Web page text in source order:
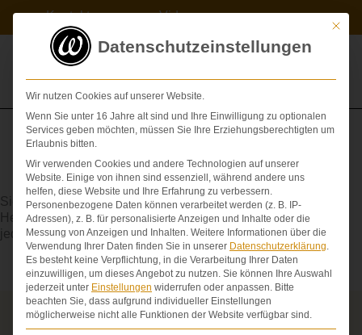
springen
Kontakt Videos
Aortenklappe
Sie liegt in derAorta , direkt an deren Ursprung aus der linken
Herzkammer und verhindert den Rückfluss des Blutes bei
jedem Herzschlag.
Über die Schmerzensgeld-Spezialisten
Mit
Datenschutzeinstellungen
Wir nutzen Cookies auf unserer Website.
Wenn Sie unter 16 Jahre alt sind und Ihre Einwilligung zu optionalen
Services geben möchten, müssen Sie Ihre Erziehungsberechtigten um
Erlaubnis bitten.
Wir verwenden Cookies und andere Technologien auf unserer
Website. Einige von ihnen sind essenziell, während andere uns
helfen, diese Website und Ihre Erfahrung zu verbessern.
Personenbezogene Daten können verarbeitet werden (z. B. IP-
Adressen), z. B. für personalisierte Anzeigen und Inhalte oder die
Messung von Anzeigen und Inhalten. Weitere Informationen über die
Verwendung Ihrer Daten finden Sie in unserer Datenschutzerklärung.
Es besteht keine Verpflichtung, in die Verarbeitung Ihrer Daten
einzuwilligen, um dieses Angebot zu nutzen. Sie können Ihre Auswahl
jederzeit unter Einstellungen widerrufen oder anpassen. Bitte
beachten Sie, dass aufgrund individueller Einstellungen
möglicherweise nicht alle Funktionen der Website verfügbar sind.